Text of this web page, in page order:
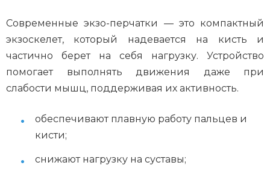
Современные экзо-перчатки — это компактный
экзоскелет, который надевается на кисть и
частично берет на себя нагрузку. Устройство
помогает выполнять движения даже при
слабости мышц, поддерживая их активность.
обеспечивают плавную работу пальцев и
кисти;
снижают нагрузку на суставы;